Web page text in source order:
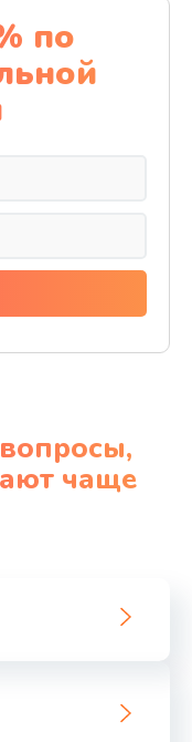
платы
по
чаще